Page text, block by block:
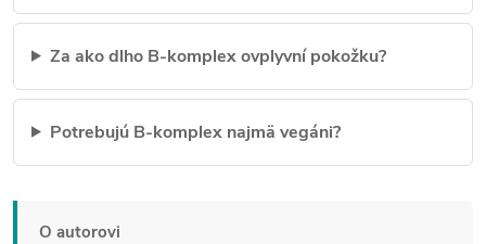
Za ako dlho B-komplex ovplyvní pokožku?
Potrebujú B-komplex najmä vegáni?
O autorovi